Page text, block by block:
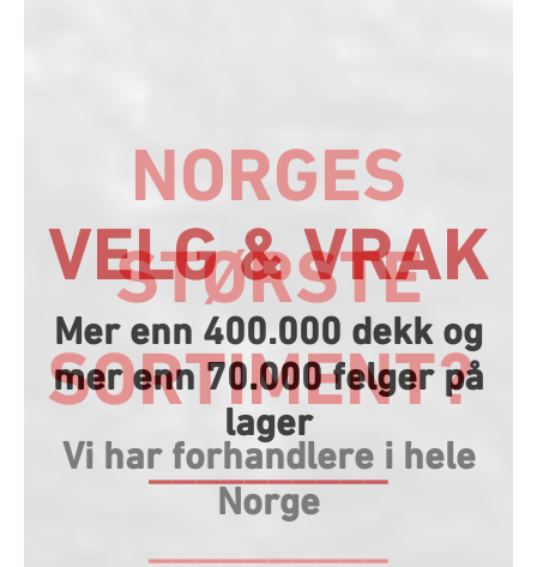
VELG & VRAK
Mer enn 400.000 dekk og
mer enn 70.000 felger på
lager
__________